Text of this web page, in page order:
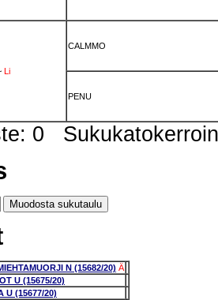
Li
CALMMO
PENU
0
N (15682/20) Ä
U (15675/20)
U (15677/20)